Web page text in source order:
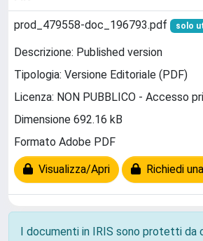
prod_479558-doc_196793.pdf solo
Descrizione: Published version
Tipologia: Versione Editoriale (PDF)
Licenza: NON PUBBLICO - Accesso
Dimensione 692.16 kB
Formato Adobe PDF
Visualizza/Apri Richiedi
I documenti in IRIS sono protetti